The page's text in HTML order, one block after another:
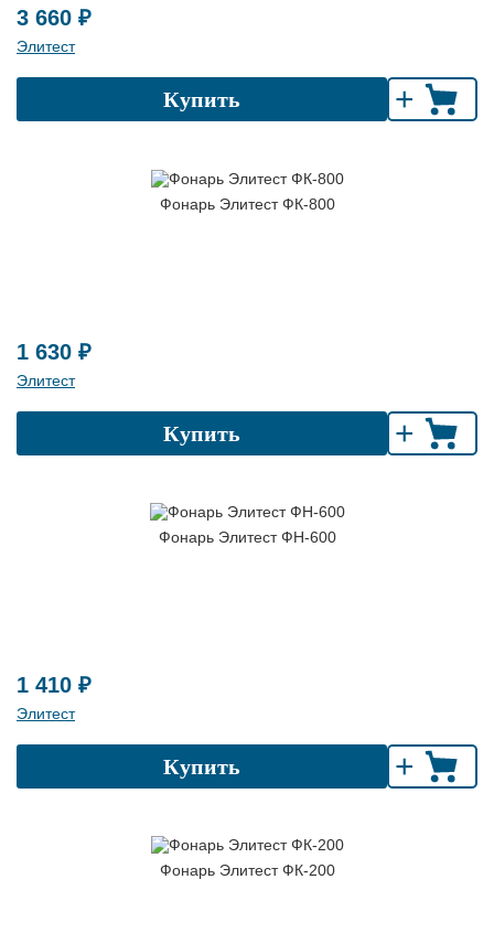
3 660 ₽
Элитест
Купить +
Фонарь Элитест ФК-800
1 630 ₽
Элитест
Купить +
Фонарь Элитест ФН-600
1 410 ₽
Элитест
Купить +
Фонарь Элитест ФК-200